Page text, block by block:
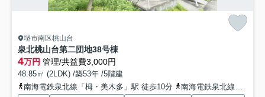
堺市南区桃山台
泉北桃山台第二団地38号棟
4万円 管理/共益費3,000円
48.85㎡ (2LDK) /築53年 /5階建
南海電鉄泉北線「栂・美木多」駅 徒歩10分
南海電鉄泉北線「泉ケ丘」駅 徒歩30分